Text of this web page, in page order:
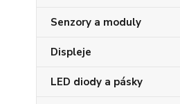
Senzory a moduly
Displeje
LED diody a pásky